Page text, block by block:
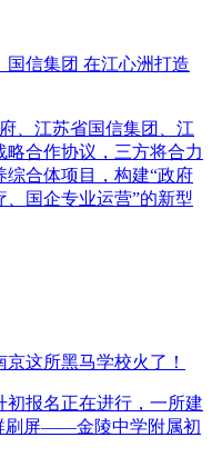
信集团 在江心洲打造
、江苏省国信集团、江
合作协议，三方将合力
合体项目，构建“政府
国企专业运营”的新型
这所黑马学校火了！
初报名正在进行，一所建
刷屏——金陵中学附属初